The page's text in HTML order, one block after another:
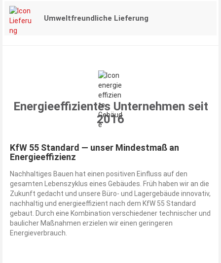
Umweltfreundliche Lieferung
Energieeffizientes Unternehmen seit
2016
KfW 55 Standard — unser Mindestmaß an
Energieeffizienz
Nachhaltiges Bauen hat einen positiven Einfluss auf den
gesamten Lebenszyklus eines Gebäudes. Früh haben wir an die
Zukunft gedacht und unsere Büro- und Lagergebäude innovativ,
nachhaltig und energieeffizient nach dem KfW 55 Standard
gebaut. Durch eine Kombination verschiedener technischer und
baulicher Maßnahmen erzielen wir einen geringeren
Energieverbrauch.